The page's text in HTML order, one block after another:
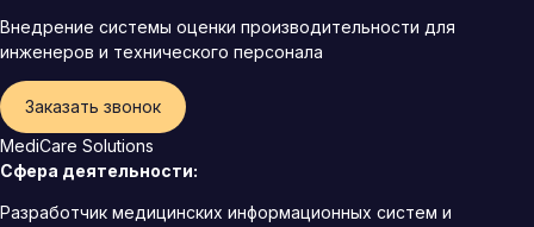
Внедрение системы оценки производительности для
инженеров и технического персонала
Заказать звонок
MediCare Solutions
Сфера деятельности:
Разработчик медицинских информационных систем и